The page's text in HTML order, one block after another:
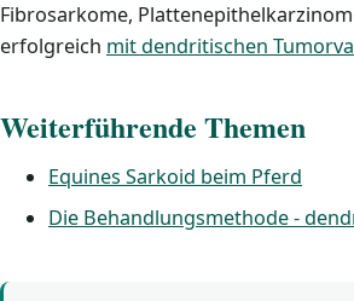
Fibrosarkome,
erfolgreich mit dendritischen
Weiterführende Themen
Equines Sarkoid beim Pferd
Die Behandlungsmethode -